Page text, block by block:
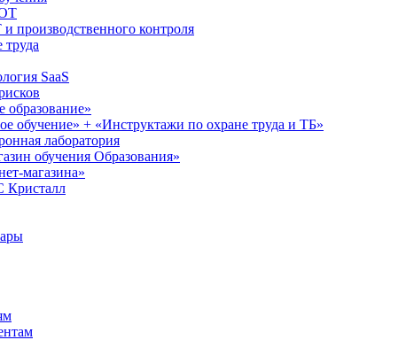
производственного контроля
труда
SaaS
образование»
обучение» + «Инструктажи по охране труда и ТБ»
лаборатория
обучения Образования»
магазина»